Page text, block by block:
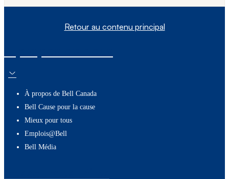
Retour au contenu principal
À propos de Bell Canada
Bell Cause pour la cause
Mieux pour tous
Emplois@Bell
Bell Média